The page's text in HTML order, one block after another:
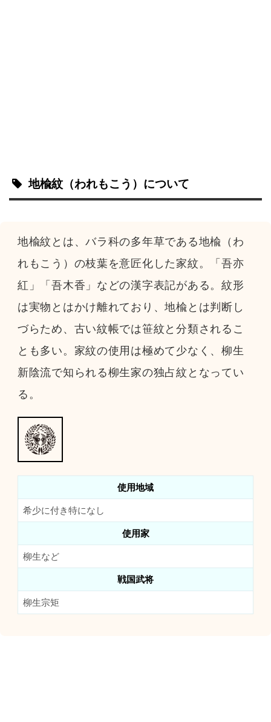
地楡紋（われもこう） について
地楡紋とは、バラ科の多年草である地楡（わ
れもこう）の枝葉を意匠化した家紋。「吾亦
紅」「吾木香」などの漢字表記がある。紋形
は実物とはかけ離れており、地楡とは判断し
づらため、古い紋帳では笹紋と分類されるこ
とも多い。家紋の使用は極めて少なく、柳生
新陰流で知られる柳生家の独占紋となってい
る。
使用地域
希少に付き特になし
使用家
柳生など
戦国武将
柳生宗矩